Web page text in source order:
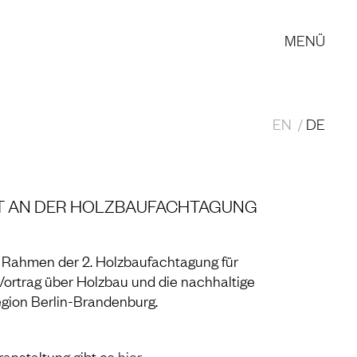
MENÜ
EN DE
AN DER HOLZBAUFACHTAGUNG
der 2. Holzbaufachtagung für
über Holzbau und die nachhaltige
Berlin-Brandenburg.